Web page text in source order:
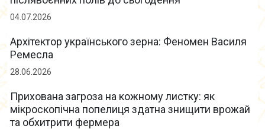
04.07.2026
Архітектор українського зерна: Феномен Василя
Ремесла
28.06.2026
Прихована загроза на кожному листку: як
мікроскопічна попелиця здатна знищити врожай
та обхитрити фермера